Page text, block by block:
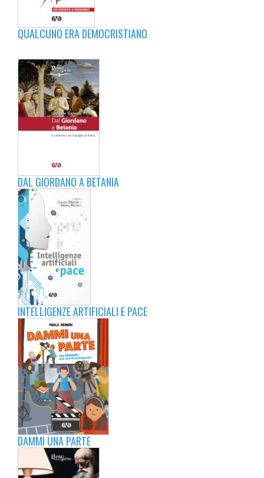
QUALCUNO ERA DEMOCRISTIANO
DAL GIORDANO A BETANIA
INTELLIGENZE ARTIFICIALI E PACE
DAMMI UNA PARTE